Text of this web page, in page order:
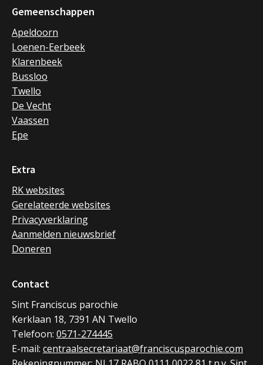
Gemeenschappen
Apeldoorn
Loenen-Eerbeek
Klarenbeek
Bussloo
Twello
De Vecht
Vaassen
Epe
Extra
RK websites
Gerelateerde websites
Privacyverklaring
Aanmelden nieuwsbrief
Doneren
Contact
Sint Franciscus parochie
Kerklaan 18, 7391 AN Twello
Telefoon: 0571-274445
E-mail: centraalsecretariaat@franciscusparochie.com